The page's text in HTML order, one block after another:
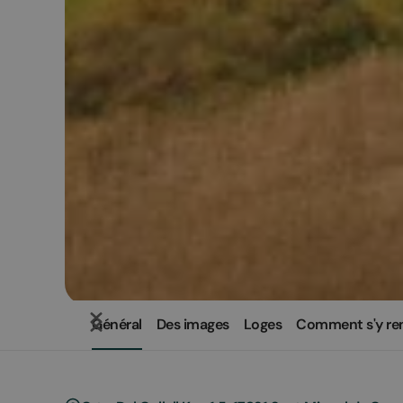
Général Des images Loges Comment s'y